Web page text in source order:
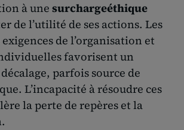
à une surchargeéthique
de l’utilité de ses actions. Les
de l’organisation et
favorisent un
parfois source de
L’incapacité à résoudre ces
la perte de repères et la